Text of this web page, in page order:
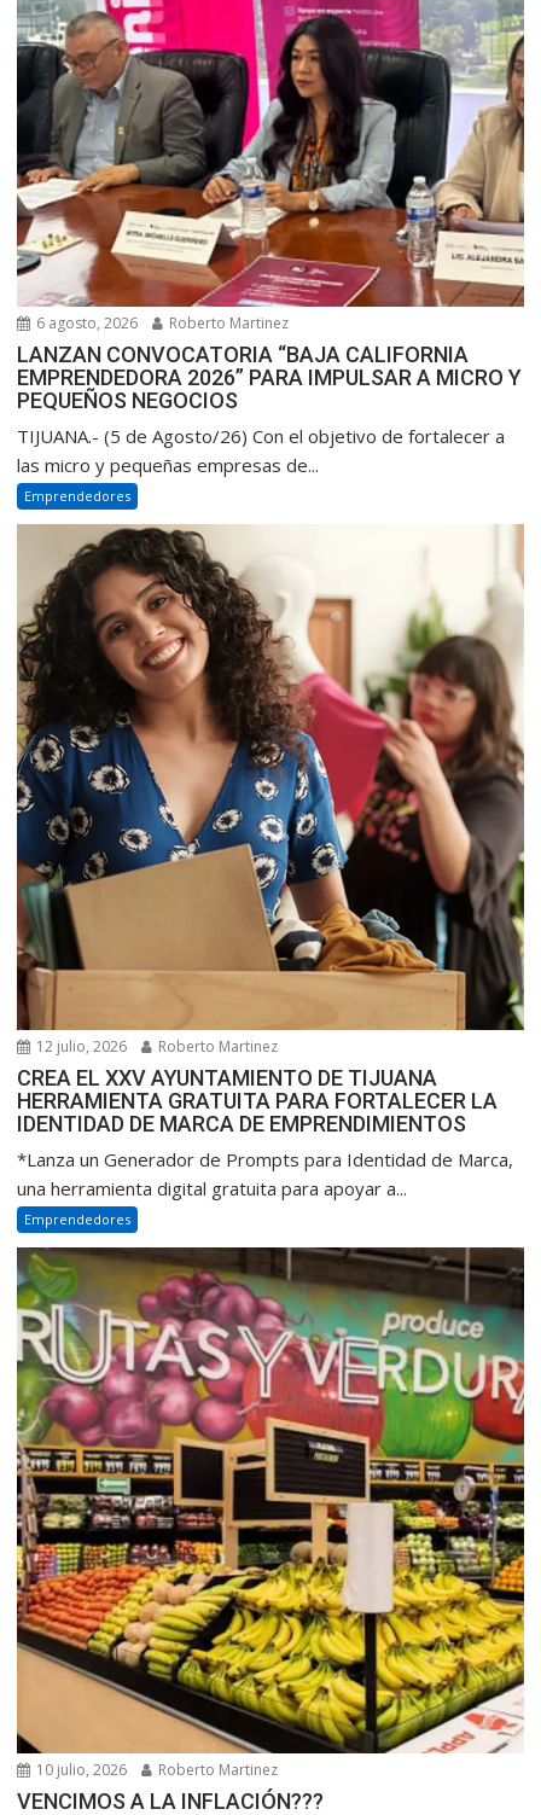
6 agosto, 2026 Roberto Martinez
LANZAN CONVOCATORIA “BAJA CALIFORNIA
EMPRENDEDORA 2026” PARA IMPULSAR A MICRO Y
PEQUEÑOS NEGOCIOS
TIJUANA.- (5 de Agosto/26) Con el objetivo de fortalecer a
las micro y pequeñas empresas de...
Emprendedores
12 julio, 2026 Roberto Martinez
CREA EL XXV AYUNTAMIENTO DE TIJUANA
HERRAMIENTA GRATUITA PARA FORTALECER LA
IDENTIDAD DE MARCA DE EMPRENDIMIENTOS
*Lanza un Generador de Prompts para Identidad de Marca,
una herramienta digital gratuita para apoyar a...
Emprendedores
10 julio, 2026 Roberto Martinez
VENCIMOS A LA INFLACIÓN???